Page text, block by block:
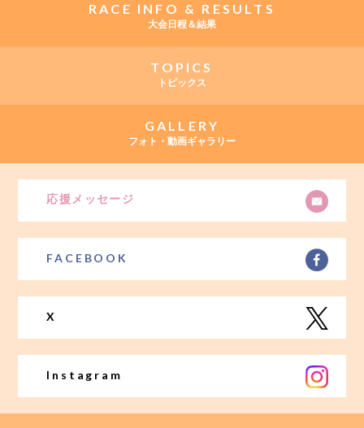
RACE INFO & RESULTS
大会日程＆結果
TOPICS
トピックス
GALLERY
フォト・動画ギャラリー
応援メッセージ
FACEBOOK
X
Instagram